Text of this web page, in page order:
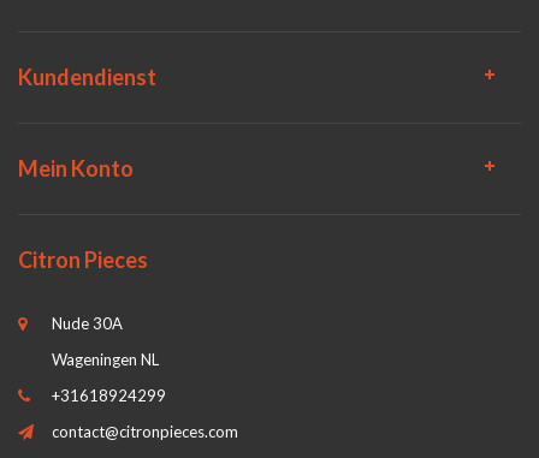
Kundendienst
Mein Konto
Citron Pieces
Nude 30A
Wageningen NL
+31618924299
contact@citronpieces.com